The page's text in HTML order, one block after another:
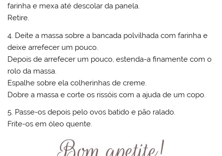
farinha e mexa até descolar da panela.
Retire.
4. Deite a massa sobre a bancada polvilhada com farinha e
deixe arrefecer um pouco.
Depois de arrefecer um pouco, estenda-a finamente com o
rolo da massa.
Espalhe sobre ela colherinhas de creme.
Dobre a massa e corte os rissóis com a ajuda de um copo.
5. Passe-os depois pelo ovos batido e pão ralado.
Frite-os em óleo quente.